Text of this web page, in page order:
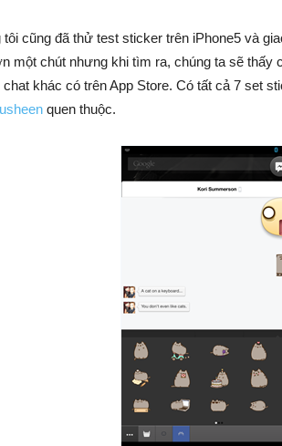
tôi cũng đã thử test sticker trên iPhone5 và
một chút nhưng khi tìm ra, chúng ta sẽ thấy
khác có trên App Store. Có tất cả 7 set
quen thuộc.